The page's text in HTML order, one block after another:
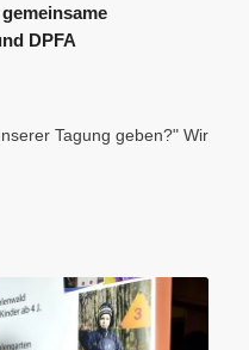
DPFA
Tagung geben?" Wir